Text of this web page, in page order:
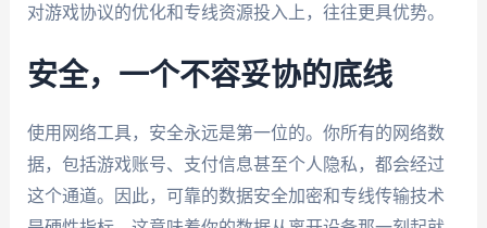
对游戏协议的优化和专线资源投入上，往往更具优势。
安全，一个不容妥协的底线
使用网络工具，安全永远是第一位的。你所有的网络数
据，包括游戏账号、支付信息甚至个人隐私，都会经过
这个通道。因此，可靠的数据安全加密和专线传输技术